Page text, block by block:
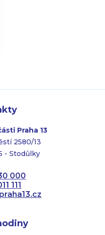
Praha 13
2580/13
- Stodůlky
000
111
praha13.cz